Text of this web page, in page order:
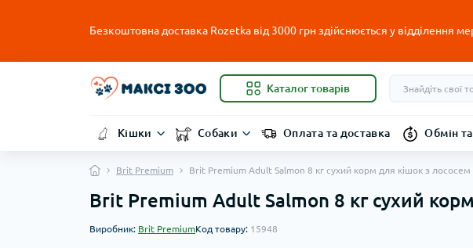
Безкоштовна доставка Rozetka від 3000 грн здійснюється у відділення
Каталог товарів
Кішки Собаки Оплата та доставка Обмін
Brit Premium Brit Premium Adult Salmon 8 кг сухий корм для кішок з лососем
Brit Premium Adult Salmon 8 кг сухий
Виробник: Brit PremiumКод товару: 15948